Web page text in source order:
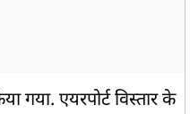
गया. एयरपोर्ट विस्तार के